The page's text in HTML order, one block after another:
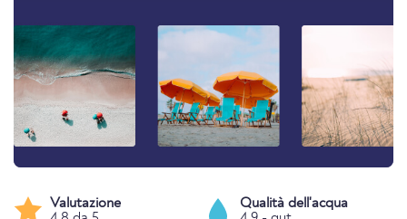
Valutazione
Qualità dell'acqua